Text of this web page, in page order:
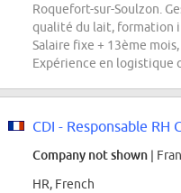
Roquefort-sur-Soulzon.
qualité du lait, formation
Salaire fixe + 13ème
Expérience en logistique
CDI - Responsable RH
Company not shown |
HR, French